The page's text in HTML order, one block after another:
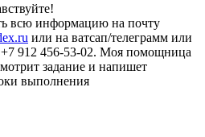
всю информацию на почту
или на ватсап/телеграмм или
912 456-53-02. Моя помощница
задание и напишет
выполнения